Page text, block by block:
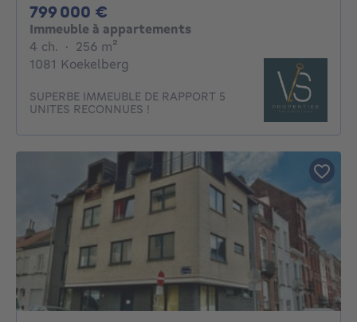
799 000 €
Immeuble à appartements
4 ch. 4 chambres
· 256 m²
1081 Koekelberg
SUPERBE IMMEUBLE DE RAPPORT 5
UNITES RECONNUES !